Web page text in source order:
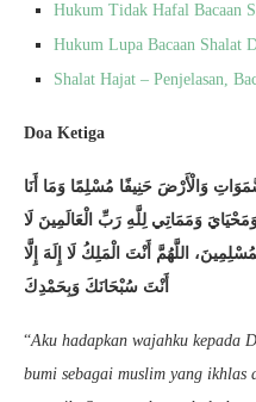
Hukum Tidak Hafal Bacaan
Hukum Lupa Bacaan Shalat
Shalat Hajat – Penjelasan,
Doa Ketiga
وَالْأَرْضَ حَنِيفًا مُسْلِمًا وَمَا أَنَا
وَمَمَاتِي لِلَّهِ رَبِّ الْعَالَمِينَ لَا
اللَّهُمَّ أَنْتَ الْمَلِكُ لَا إِلَهَ إِلَّا
أَنْتَ سُبْحَانَكَ وَبِحَمْدِكَ
“Aku hadapkan wajahku kepada
bumi sebagai muslim yang ikhlas